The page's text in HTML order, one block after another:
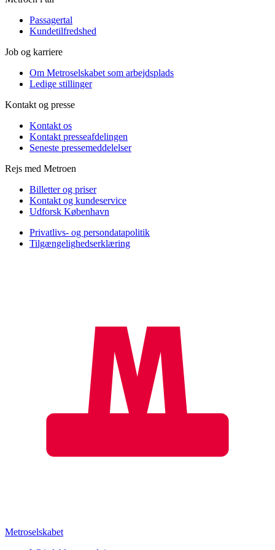
Passagertal
Kundetilfredshed
Job og karriere
Om Metroselskabet som arbejdsplads
Ledige stillinger
Kontakt og presse
Kontakt os
Kontakt presseafdelingen
Seneste pressemeddelelser
Rejs med Metroen
Billetter og priser
Kontakt og kundeservice
Udforsk København
Privatlivs- og persondatapolitik
Tilgængelighedserklæring
Metroselskabet